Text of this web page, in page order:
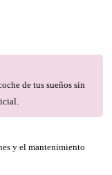
de tus sueños sin
y el mantenimiento